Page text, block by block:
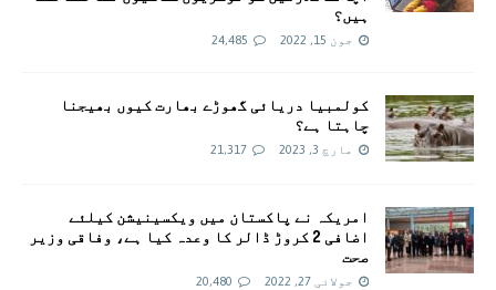
ہیں؟
جون 15, 2022 24,485
کولمبیا دریائی گھوڑے بھارت کیوں بھیجنا
چاہتا ہے؟
مارچ 3, 2023 21,317
امريکہ نے پاکستان میں ویکسینیشن کیلئے
اضافی 2 کروڑ ڈالر کا وعدہ کیا ہے، وفاقی وزیر
صحت
جولائی 27, 2022 20,480